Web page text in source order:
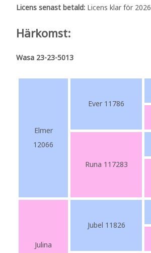
Licens senast betald: Licens klar för 2026
Härkomst:
Wasa 23-23-5013
Elmer
12066
Ever 11786
Runa 117283
Julina
Jubel 11826